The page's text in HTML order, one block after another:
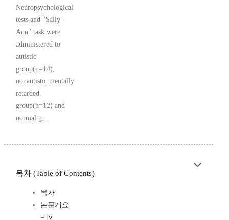
Neuropsychological
tests and "Sally-
Ann" task were
administered to
autistic
group(n=14),
nonautistic mentally
retarded
group(n=12) and
normal g...
목차 (Table of Contents)
목차
논문개요
= ⅳ